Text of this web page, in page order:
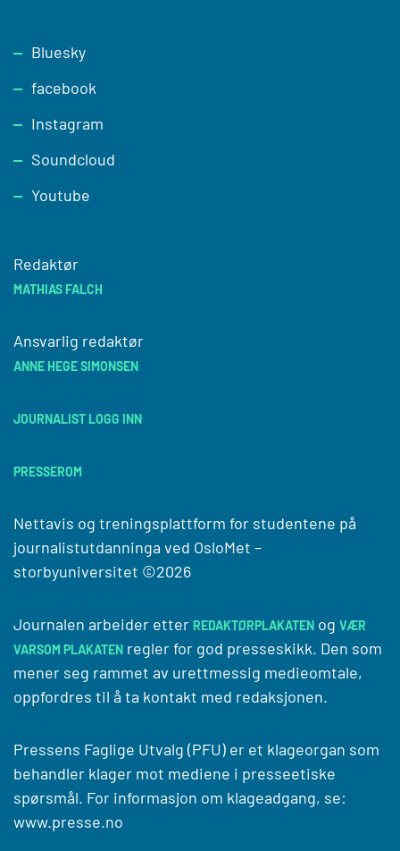
Footer
Bluesky
facebook
Instagram
Soundcloud
Youtube
Redaktør
MATHIAS FALCH
Ansvarlig redaktør
ANNE HEGE SIMONSEN
JOURNALIST LOGG INN
PRESSEROM
Nettavis og treningsplattform for studentene på
journalistutdanninga ved OsloMet –
storbyuniversitet ©2026
Journalen arbeider etter REDAKTØRPLAKATEN og VÆR
VARSOM PLAKATEN regler for god presseskikk. Den som
mener seg rammet av urettmessig medieomtale,
oppfordres til å ta kontakt med redaksjonen.
Pressens Faglige Utvalg (PFU) er et klageorgan som
behandler klager mot mediene i presseetiske
spørsmål. For informasjon om klageadgang, se:
www.presse.no